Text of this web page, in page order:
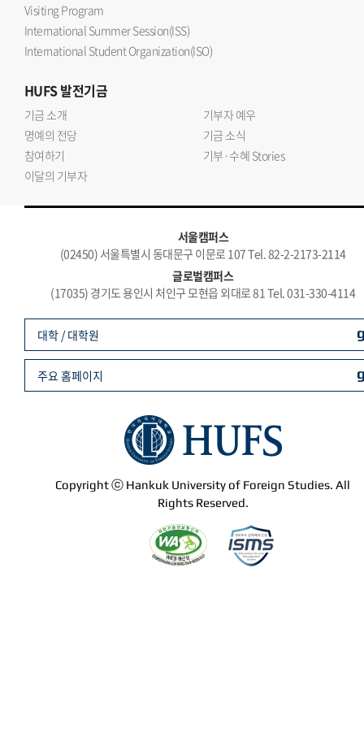
Visiting Program
International Summer Session(ISS)
International Student Organization(ISO)
HUFS발전기금
기금 소개
기부자 예우
명예의 전당
기금 소식
참여하기
기부·수혜 Stories
이달의 기부자
서울캠퍼스
(02450) 서울특별시 동대문구 이문로 107 Tel. 82-2-2173-2114
글로벌캠퍼스
(17035) 경기도 용인시 처인구 모현읍 외대로 81 Tel. 031-330-4114
Copyright ⓒ Hankuk University of Foreign Studies. All
Rights Reserved.
대학 / 대학원
주요 홈페이지